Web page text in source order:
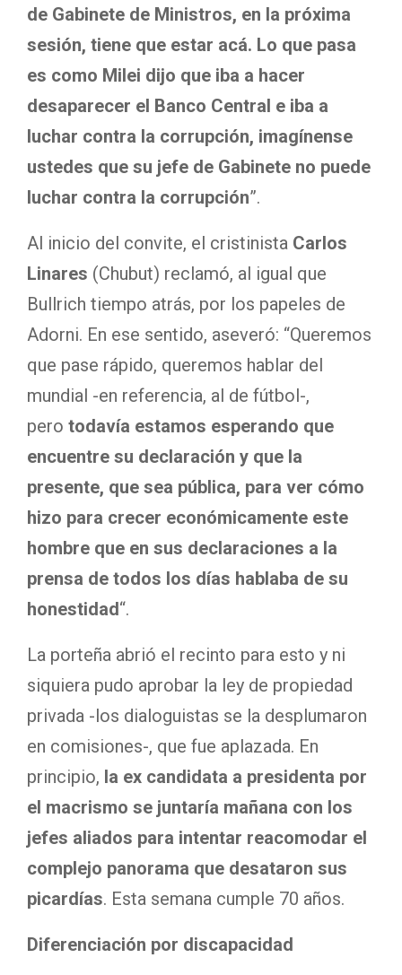
de Gabinete de Ministros, en la próxima
sesión, tiene que estar acá. Lo que pasa
es como Milei dijo que iba a hacer
desaparecer el Banco Central e iba a
luchar contra la corrupción, imagínense
ustedes que su jefe de Gabinete no puede
luchar contra la corrupción”.
Al inicio del convite, el cristinista Carlos
Linares (Chubut) reclamó, al igual que
Bullrich tiempo atrás, por los papeles de
Adorni. En ese sentido, aseveró: “Queremos
que pase rápido, queremos hablar del
mundial -en referencia, al de fútbol-,
pero todavía estamos esperando que
encuentre su declaración y que la
presente, que sea pública, para ver cómo
hizo para crecer económicamente este
hombre que en sus declaraciones a la
prensa de todos los días hablaba de su
honestidad“.
La porteña abrió el recinto para esto y ni
siquiera pudo aprobar la ley de propiedad
privada -los dialoguistas se la desplumaron
en comisiones-, que fue aplazada. En
principio, la ex candidata a presidenta por
el macrismo se juntaría mañana con los
jefes aliados para intentar reacomodar el
complejo panorama que desataron sus
picardías. Esta semana cumple 70 años.
Diferenciación por discapacidad